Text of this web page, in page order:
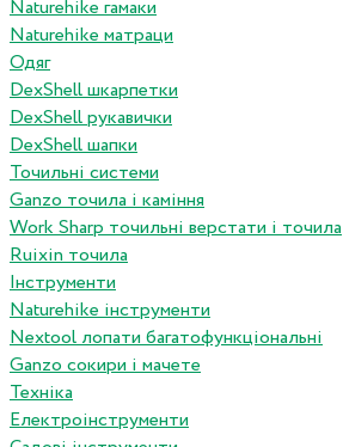
Naturehike гамаки
Naturehike матраци
Одяг
DexShell шкарпетки
DexShell рукавички
DexShell шапки
Точильні системи
Ganzo точила і каміння
Work Sharp точильні верстати і точила
Ruixin точила
Інструменти
Naturehike інструменти
Nextool лопати багатофункціональні
Ganzo сокири і мачете
Техніка
Електроінструменти